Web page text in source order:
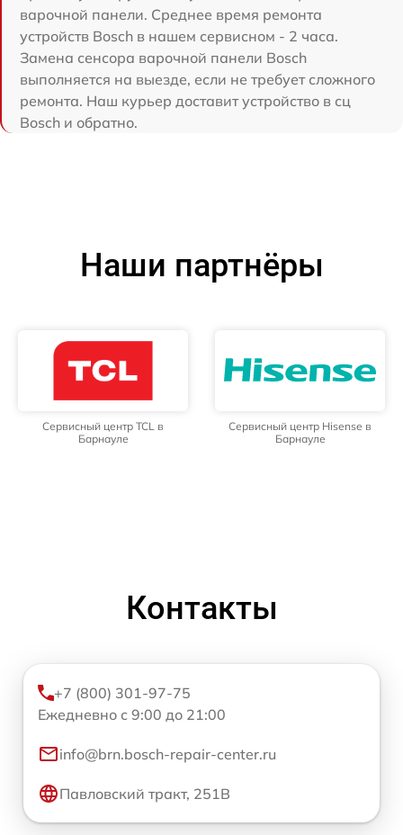
варочной панели. Среднее время ремонта
устройств Bosch в нашем сервисном - 2 часа.
Замена сенсора варочной панели Bosch
выполняется на выезде, если не требует сложного
ремонта. Наш курьер доставит устройство в сц
Bosch и обратно.
Наши партнёры
Сервисный центр TCL в
Барнауле
Сервисный центр Hisense в
Барнауле
Контакты
+7 (800) 301-97-75
Ежедневно с 9:00 до 21:00
info@brn.bosch-repair-center.ru
Павловский тракт, 251В